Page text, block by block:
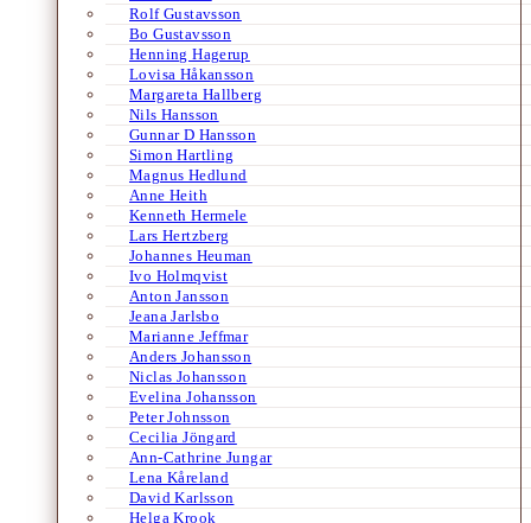
Rolf Gustavsson
Bo Gustavsson
Henning Hagerup
Lovisa Håkansson
Margareta Hallberg
Nils Hansson
Gunnar D Hansson
Simon Hartling
Magnus Hedlund
Anne Heith
Kenneth Hermele
Lars Hertzberg
Johannes Heuman
Ivo Holmqvist
Anton Jansson
Jeana Jarlsbo
Marianne Jeffmar
Anders Johansson
Niclas Johansson
Evelina Johansson
Peter Johnsson
Cecilia Jöngard
Ann-Cathrine Jungar
Lena Kåreland
David Karlsson
Helga Krook